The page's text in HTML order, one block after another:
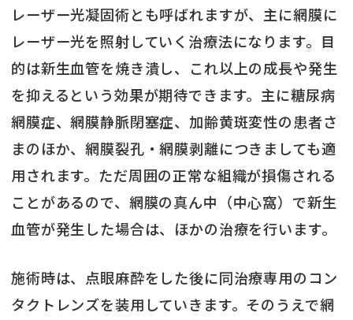
レーザー光凝固術とも呼ばれますが、主に網膜に
レーザー光を照射していく治療法になります。目
的は新生血管を焼き潰し、これ以上の成長や発生
を抑えるという効果が期待できます。主に糖尿病
網膜症、網膜静脈閉塞症、加齢黄斑変性の患者さ
まのほか、網膜裂孔・網膜剥離につきましても適
用されます。ただ周囲の正常な組織が損傷される
ことがあるので、網膜の真ん中（中心窩）で新生
血管が発生した場合は、ほかの治療を行います。
施術時は、点眼麻酔をした後に同治療専用のコン
タクトレンズを装用していきます。そのうえで網